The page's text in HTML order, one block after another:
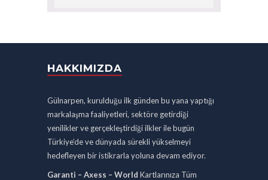
HAKKIMIZDA
Gülnarpen, kurulduğu ilk günden bu yana yaptığı
markalaşma faaliyetleri, sektöre getirdiği
yenilikler ve gerçekleştirdiği ilkler ile bugün
Türkiye’de ve dünyada sürekli yükselmeyi
hedefleyen bir istikrarla yoluna devam ediyor.
Garanti – Axess – World Kartlarınıza Tüm